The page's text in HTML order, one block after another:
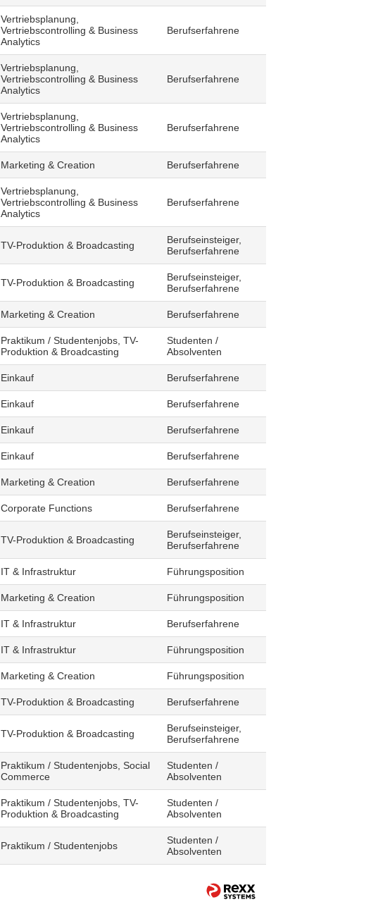
Vertriebsplanung,
Vertriebscontrolling & Business
Analytics
Berufserfahrene
Vertriebsplanung,
Vertriebscontrolling & Business
Analytics
Berufserfahrene
Vertriebsplanung,
Vertriebscontrolling & Business
Analytics
Berufserfahrene
Marketing & Creation Berufserfahrene
Vertriebsplanung,
Vertriebscontrolling & Business
Analytics
Berufserfahrene
TV-Produktion & Broadcasting
Berufseinsteiger,
Berufserfahrene
TV-Produktion & Broadcasting
Berufseinsteiger,
Berufserfahrene
Marketing & Creation Berufserfahrene
Praktikum / Studentenjobs, TV-
Produktion & Broadcasting
Studenten /
Absolventen
Einkauf Berufserfahrene
Einkauf Berufserfahrene
Einkauf Berufserfahrene
Einkauf Berufserfahrene
Marketing & Creation Berufserfahrene
Corporate Functions Berufserfahrene
TV-Produktion & Broadcasting
Berufseinsteiger,
Berufserfahrene
IT & Infrastruktur Führungsposition
Marketing & Creation Führungsposition
IT & Infrastruktur Berufserfahrene
IT & Infrastruktur Führungsposition
Marketing & Creation Führungsposition
TV-Produktion & Broadcasting Berufserfahrene
TV-Produktion & Broadcasting
Berufseinsteiger,
Berufserfahrene
Praktikum / Studentenjobs, Social
Commerce
Studenten /
Absolventen
Praktikum / Studentenjobs, TV-
Produktion & Broadcasting
Studenten /
Absolventen
Praktikum / Studentenjobs
Studenten /
Absolventen